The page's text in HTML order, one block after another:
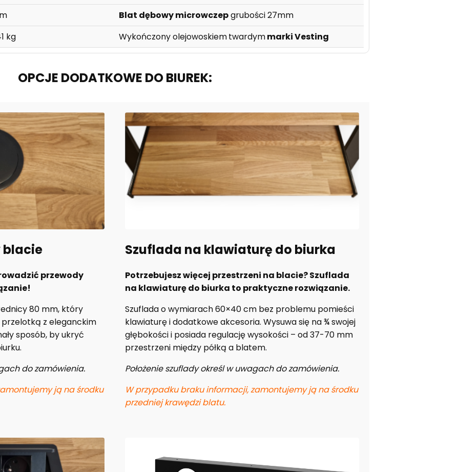
kg
Blat dębowy microwczepgrubości 27mm
Wykończony olejowoskiemtwardymmarkiVesting
OPCJE DODATKOWE DO BIUREK:
blacie
przewody
80 mm, który
z eleganckim
sposób, by ukryć
do zamówienia.
ją na środku
Szuflada na klawiaturę do biurka
Potrzebujesz więcej przestrzeni na blacie? Szuflada
na klawiaturę do biurka to praktyczne rozwiązanie.
Szuflada o wymiarach 60×40 cm bez problemu pomieści
klawiaturę i dodatkowe akcesoria. Wysuwa się na ¾ swojej
głębokości i posiada regulację wysokości – od 37-70 mm
przestrzeni między półką a blatem.
Położenie szuflady określ w uwagach do zamówienia.
W przypadku braku informacji, zamontujemy ją na środku
przedniej krawędzi blatu.